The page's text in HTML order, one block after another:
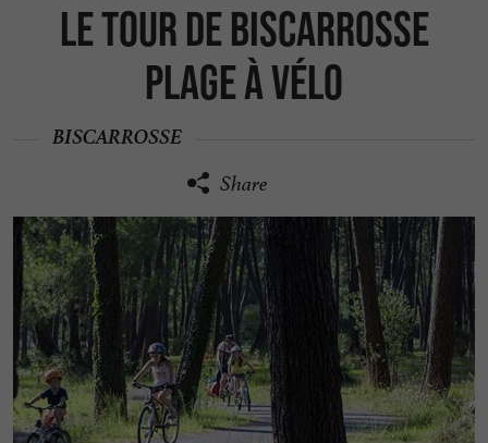
Le tour de Biscarrosse
Plage à vélo
BISCARROSSE
Share